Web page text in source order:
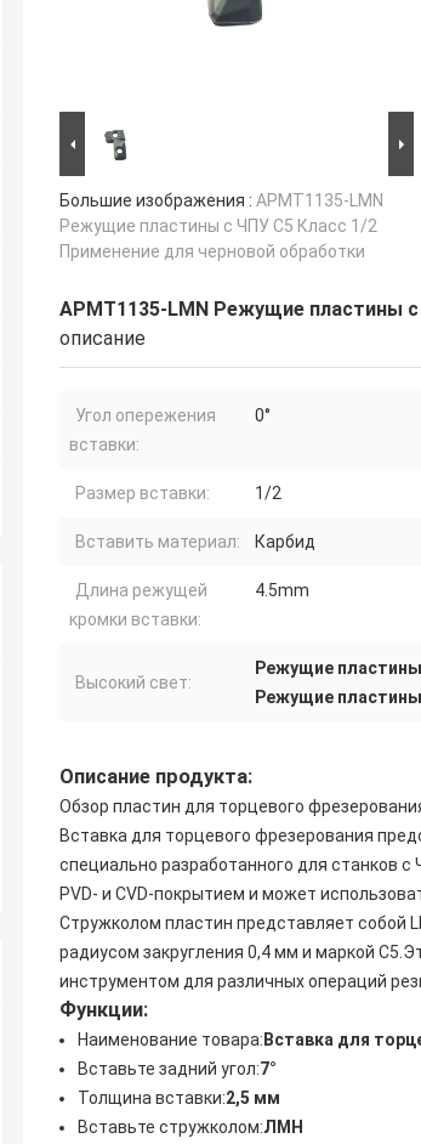
Большие изображения : APMT1135-LMN
Режущие пластины с ЧПУ C5 Класс 1/2
Применение для черновой обработки
APMT1135-LMN Режущие пластины
описание
Угол опережения
вставки:
0°
Размер вставки: 1/2
Вставить материал: Карбид
Длина режущей
кромки вставки:
4.5mm
Высокий свет:
Режущие
Режущие
Описание продукта:
Обзор пластин для торцевого
Вставка для торцевого фрезерования
специально разработанного для станков с
PVD- и CVD-покрытием и может
Стружколом пластин представляет собой
радиусом закругления 0,4 мм и маркой
инструментом для различных операций
Функции:
Наименование товара: Вставка для
Вставьте задний угол:7°
Толщина вставки:2,5 мм
Вставьте стружколом:ЛМН